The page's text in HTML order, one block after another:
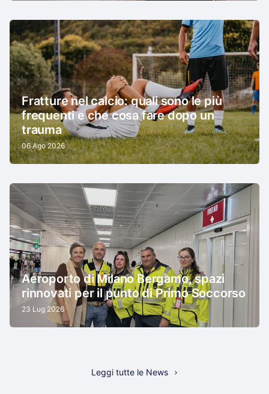
Fratture nel calcio: quali sono le più
frequenti e che cosa fare dopo un
trauma
06 Ago 2026
Aeroporto di Milano Bergamo, spazi
rinnovati per il punto di Primo Soccorso
23 Lug 2026
Leggi tutte le News